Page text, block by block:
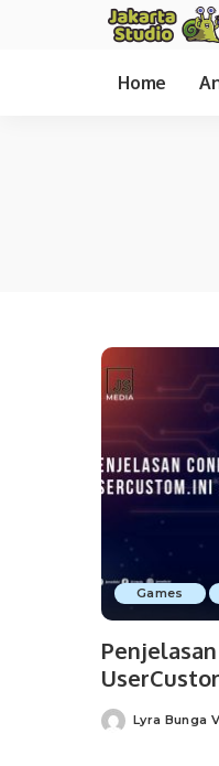
Home
Games
PostedLyra Bunga